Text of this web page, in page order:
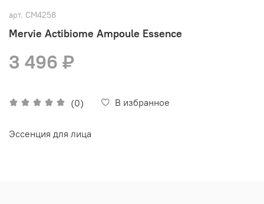
арт. СМ4258
Mervie Actibiome Ampoule Essence
(0) В избранное
3 496 ₽
Эссенция для лица